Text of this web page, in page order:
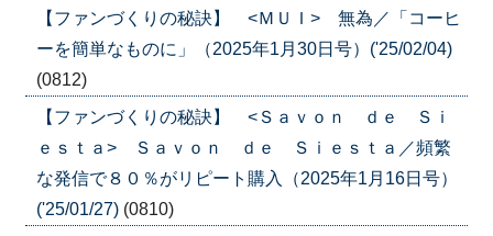
【ファンづくりの秘訣】 <ＭＵＩ> 無為／「コーヒ
ーを簡単なものに」（2025年1月30日号）('25/02/04)
(0812)
【ファンづくりの秘訣】 <Ｓａｖｏｎ ｄｅ Ｓｉ
ｅｓｔａ> Ｓａｖｏｎ ｄｅ Ｓｉｅｓｔａ／頻繁
な発信で８０％がリピート購入（2025年1月16日号）
('25/01/27) (0810)